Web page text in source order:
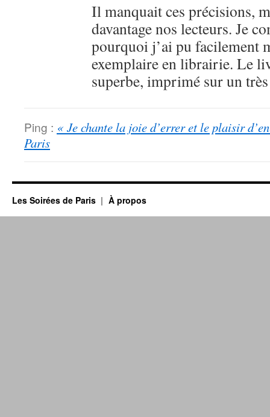
Il manquait ces précisions,
davantage nos lecteurs. Je
pourquoi j’ai pu facilement
exemplaire en librairie. Le
superbe, imprimé sur un
Ping : « Je chante la joie d’errer et le plaisir
Paris
Les Soirées de Paris À propos